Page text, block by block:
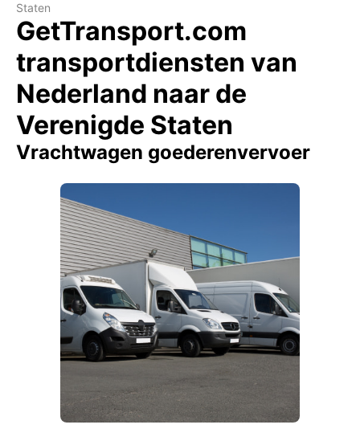
Staten
GetTransport.com
transportdiensten van
Nederland naar de
Verenigde Staten
Vrachtwagen goederenvervoer